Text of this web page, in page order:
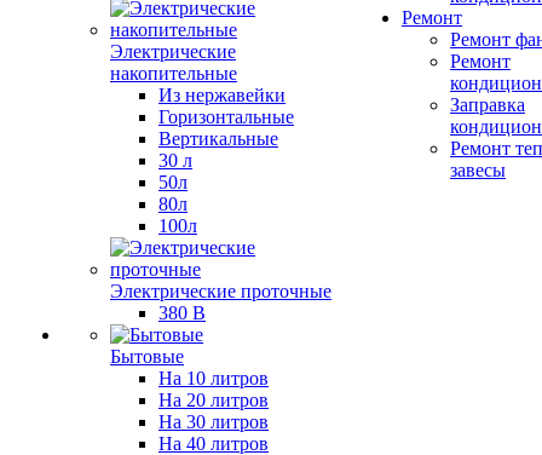
Электрические
накопительные
Из нержавейки
Горизонтальные
Вертикальные
30 л
50л
80л
100л
Электрические проточные
380 В
Бытовые
На 10 литров
На 20 литров
На 30 литров
На 40 литров
Ремонт
Ремонт
Ремонт
Заправка
Ремонт
завесы